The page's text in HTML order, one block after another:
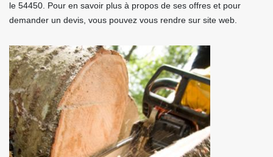
le 54450. Pour en savoir plus à propos de ses offres et pour
demander un devis, vous pouvez vous rendre sur site web.